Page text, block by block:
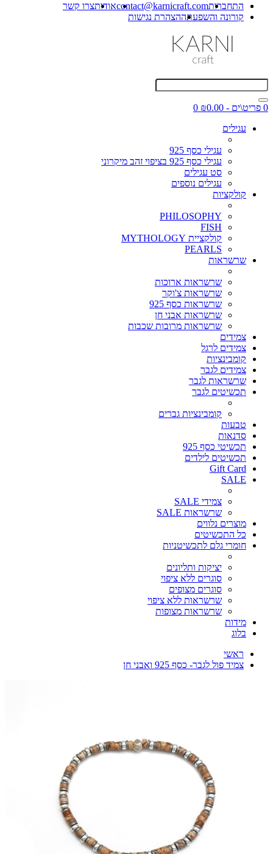
התחברותcontact@karnicraft.comאודותצרו קשר
קורונה והשפעתההצהרת נגישות
0 פריט\ים - ₪0.00
0
עגילים
עגילי כסף 925
עגילי כסף 925 בציפוי זהב מיקרוני
סט עגילים
עגילים נוספים
קולקציות
PHILOSOPHY
FISH
קולקציית MYTHOLOGY
PEARLS
שרשראות
שרשראות ארוכות
שרשראות צ'וקר
שרשראות כסף 925
שרשראות אבני חן
שרשראות מרובות שכבות
צמידים
צמידים לרגל
קומבינציות
צמידים לגבר
שרשראות לגבר
תכשיטים לגבר
קומבינציות גברים
טבעות
סדנאות
תכשיטי כסף 925
תכשיטים לילדים
Gift Card
SALE
צמידי SALE
שרשראות SALE
מוצרים נלווים
כל התכשיטים
חומרי גלם לתכשיטניות
יציקות ותליונים
סוגרים ללא ציפוי
סוגרים מצופים
שרשראות ללא ציפוי
שרשראות מצופות
מידות
בלוג
ראשי
צמיד פול לגבר- כסף 925 ואבני חן